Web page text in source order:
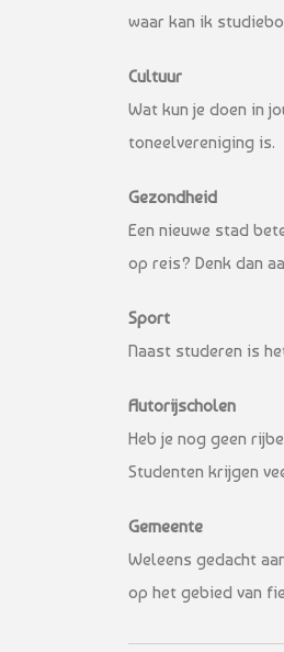
waar kan ik
Cultuur
Wat kun je doen in
toneelvereniging is.
Gezondheid
Een nieuwe stad
op reis? Denk dan
Sport
Naast studeren is
Autorijscholen
Heb je nog geen
Studenten krijgen
Gemeente
Weleens gedacht
op het gebied van